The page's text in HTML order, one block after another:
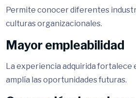
Permite conocer diferentes
culturas organizacionales.
Mayor empleabilidad
La experiencia adquirida fortalece
amplía las oportunidades futuras.